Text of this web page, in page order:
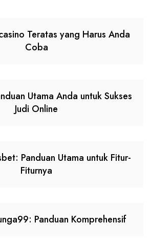
Teratas yang Harus Anda
Coba
Utama Anda untuk Sukses
Judi Online
Panduan Utama untuk Fitur-
Fiturnya
Panduan Komprehensif